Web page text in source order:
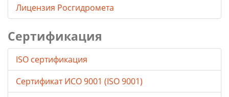
Лицензия Росгидромета
Сертификация
ISO сертификация
Сертификат ИСО 9001 (ISO 9001)